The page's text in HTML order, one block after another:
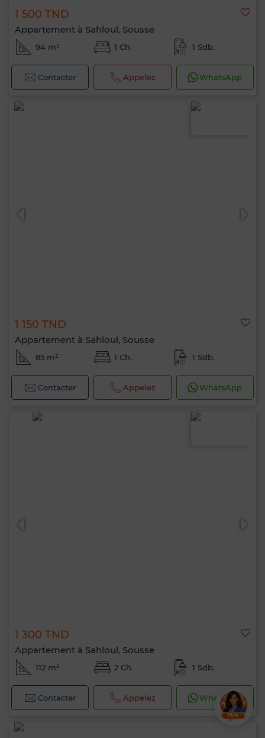
1 500 TND
Appartement à Sahloul, Sousse
94 m² 1 Ch. 1 Sdb.
Contacter Appelez WhatsApp
1 150 TND
Appartement à Sahloul, Sousse
85 m² 1 Ch. 1 Sdb.
Contacter Appelez WhatsApp
1 300 TND
Appartement à Sahloul, Sousse
112 m² 2 Ch. 1 Sdb.
Contacter Appelez WhatsApp